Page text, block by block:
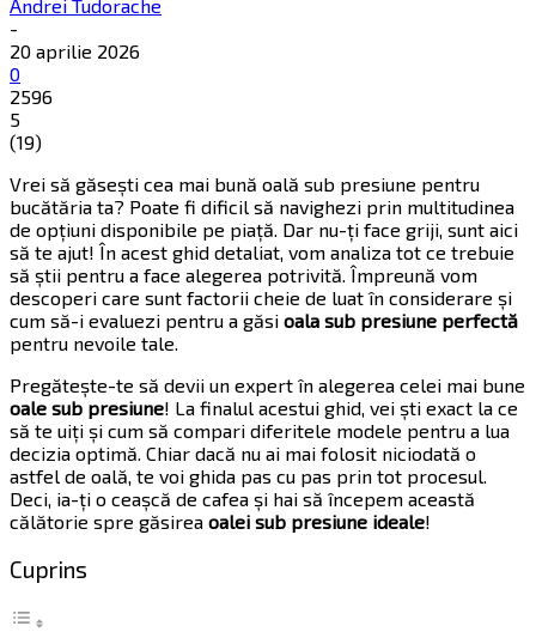
Andrei Tudorache
-
20 aprilie 2026
0
2596
5
(19)
Vrei să găsești cea mai bună oală sub presiune pentru
bucătăria ta? Poate fi dificil să navighezi prin multitudinea
de opțiuni disponibile pe piață. Dar nu-ți face griji, sunt aici
să te ajut! În acest ghid detaliat, vom analiza tot ce trebuie
să știi pentru a face alegerea potrivită. Împreună vom
descoperi care sunt factorii cheie de luat în considerare și
cum să-i evaluezi pentru a găsi oala sub presiune perfectă
pentru nevoile tale.
Pregătește-te să devii un expert în alegerea celei mai bune
oale sub presiune! La finalul acestui ghid, vei ști exact la ce
să te uiți și cum să compari diferitele modele pentru a lua
decizia optimă. Chiar dacă nu ai mai folosit niciodată o
astfel de oală, te voi ghida pas cu pas prin tot procesul.
Deci, ia-ți o ceașcă de cafea și hai să începem această
călătorie spre găsirea oalei sub presiune ideale!
Cuprins